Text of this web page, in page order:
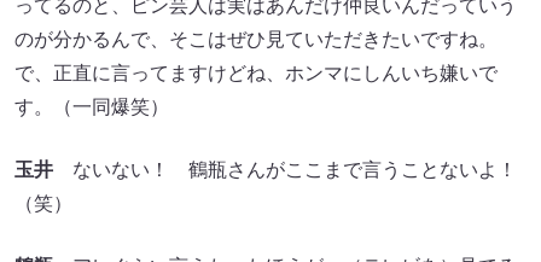
ってるのと、ピン芸人は実はあんだけ仲良いんだっていう
のが分かるんで、そこはぜひ見ていただきたいですね。
で、正直に言ってますけどね、ホンマにしんいち嫌いで
す。（一同爆笑）
玉井 ないない！ 鶴瓶さんがここまで言うことないよ！
（笑）